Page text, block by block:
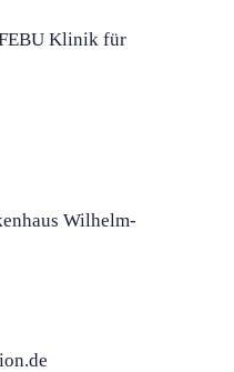
Klinik für
Wilhelm-